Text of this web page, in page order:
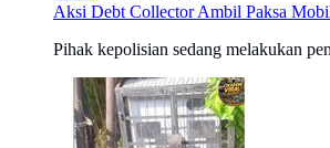
Aksi Debt Collector Ambil Paksa
Pihak kepolisian sedang melakukan